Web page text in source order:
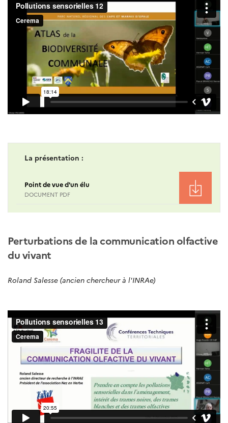
La présentation :
Point de vue d'un élu
DOCUMENT PDF
Perturbations de la communication olfactive
du vivant
Roland Salesse (ancien chercheur à l'INRAe)